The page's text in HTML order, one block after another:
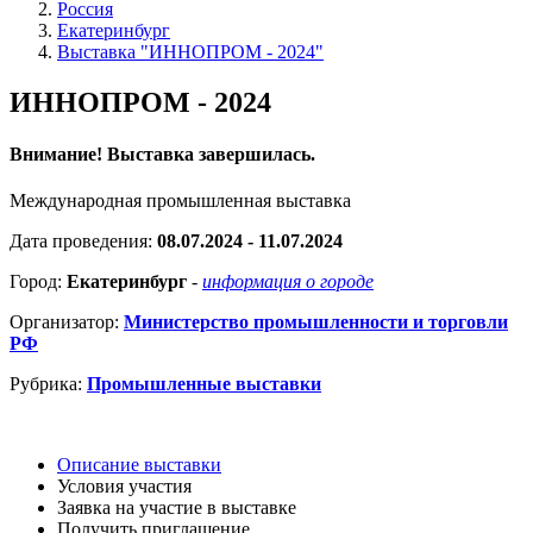
Россия
Екатеринбург
Выставка "ИННОПРОМ - 2024"
ИННОПРОМ - 2024
Внимание! Выставка завершилась.
Международная промышленная выставка
Дата проведения: 08.07.2024 - 11.07.2024
Город: Екатеринбург - информация о городе
Организатор: Министерство промышленности и торговли
РФ
Рубрика: Промышленные выставки
Описание выставки
Условия участия
Заявка на участие в выставке